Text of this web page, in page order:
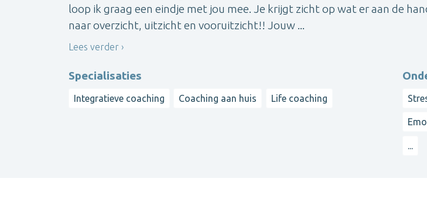
loop ik graag een eindje met jou mee. Je krijgt zicht op wat er aan de
naar overzicht, uitzicht en vooruitzicht!! Jouw ...
Lees verder
Specialisaties
Integratieve coaching Coaching aan huis Life coaching